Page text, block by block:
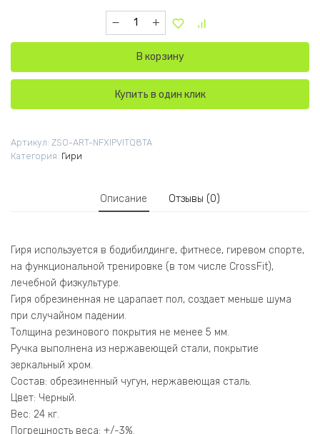
Количество товара Гиря обрезиненная с
В корзину
Купить в один клик
Артикул: ZSO-ART-NFXIPVITQ8TA
Категория: Гири
Описание Отзывы (0)
Гиря используется в бодибилдинге, фитнесе, гиревом спорте,
на функциональной тренировке (в том числе CrossFit),
лечебной физкультуре.
Гиря обрезиненная не царапает пол, создает меньше шума
при случайном падении.
Толщина резинового покрытия не менее 5 мм.
Ручка выполнена из нержавеющей стали, покрытие
зеркальный хром.
Состав: обрезиненный чугун, нержавеющая сталь.
Цвет: Черный.
Вес: 24 кг.
Погрешность веса: +/-3%.